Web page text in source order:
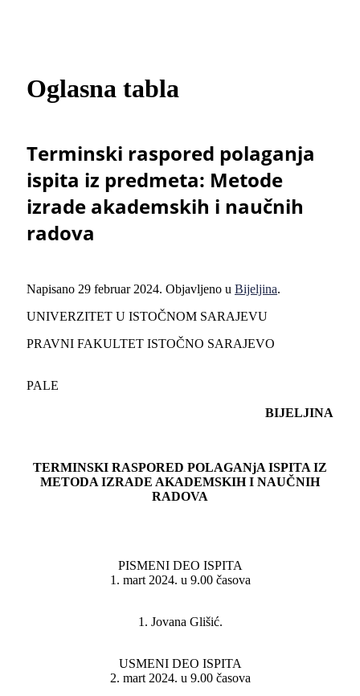
Oglasna tabla
Terminski raspored polaganja
ispita iz predmeta: Metode
izrade akademskih i naučnih
radova
Napisano 29 februar 2024. Objavljeno u Bijeljina.
UNIVERZITET U ISTOČNOM SARAJEVU
PRAVNI FAKULTET ISTOČNO SARAJEVO
PALE
BIJELJINA
TERMINSKI RASPORED POLAGANjA ISPITA IZ
METODA IZRADE AKADEMSKIH I NAUČNIH
RADOVA
PISMENI DEO ISPITA
1. mart 2024. u 9.00 časova
1. Jovana Glišić.
USMENI DEO ISPITA
2. mart 2024. u 9.00 časova